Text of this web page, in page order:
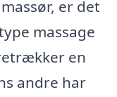
er det
massage
en
andre har